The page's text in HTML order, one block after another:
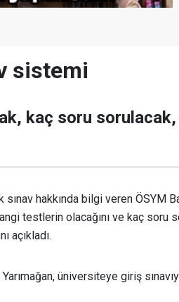
sistemi
kaç soru sorulacak,
sınav hakkında bilgi veren ÖSYM
testlerin olacağını ve kaç soru
açıkladı.
üniversiteye giriş